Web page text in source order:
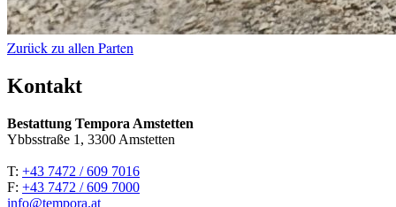
Zurück zu allen Parten
Kontakt
Bestattung Tempora Amstetten
Ybbsstraße 1, 3300 Amstetten
T: +43 7472 / 609 7016
F: +43 7472 / 609 7000
info@tempora.at